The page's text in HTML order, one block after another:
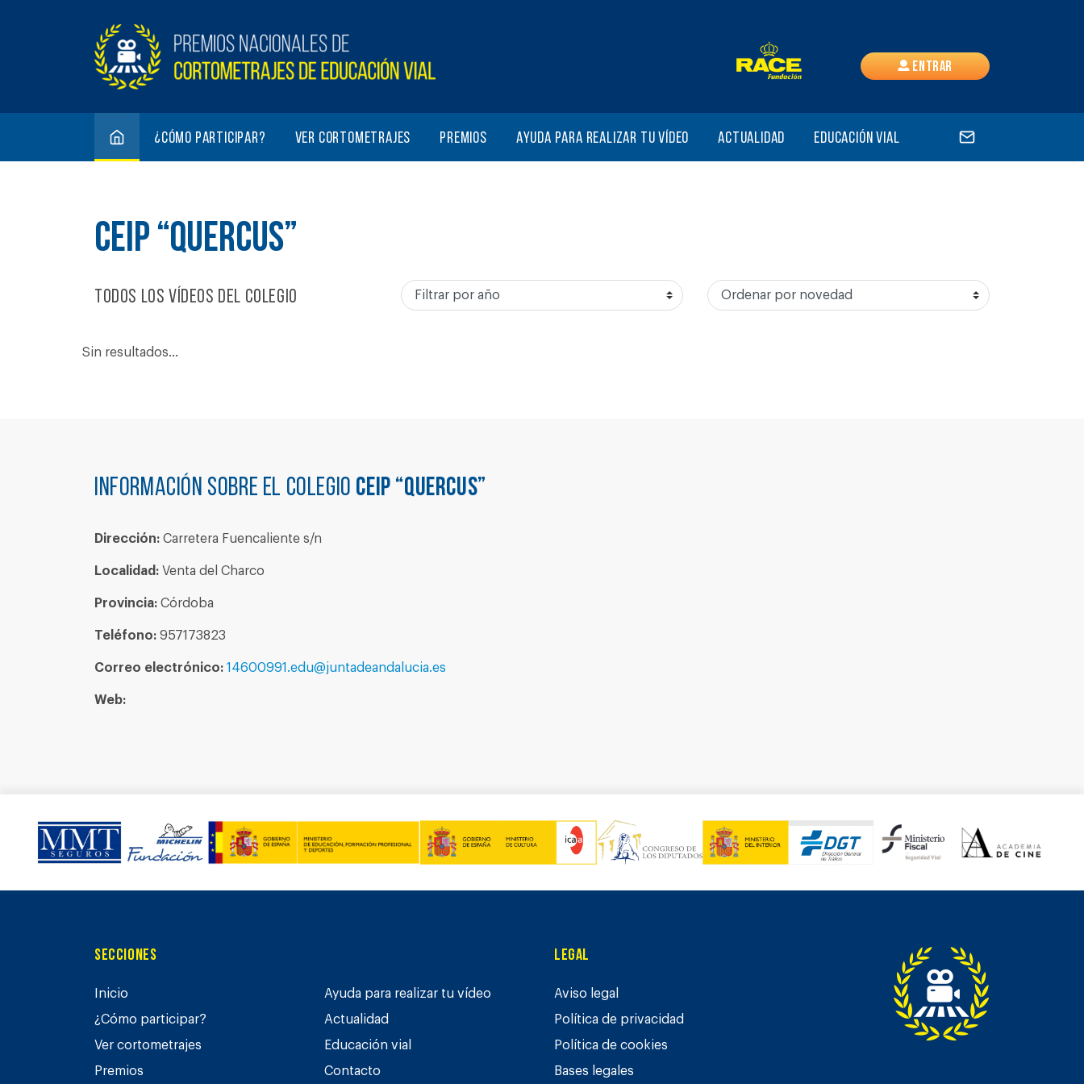
Entrar
¿Cómo participar? Ver cortometrajes Premios Ayuda para realizar tu vídeo Actualidad Educación vial
CEIP “QUERCUS”
Todos los vídeos del colegio
Sin resultados...
Información sobre el colegio CEIP “QUERCUS”
Dirección: Carretera Fuencaliente s/n
Localidad: Venta del Charco
Provincia: Córdoba
Teléfono: 957173823
Correo electrónico: 14600991.edu@juntadeandalucia.es
Web:
Secciones
Inicio
¿Cómo participar?
Ver cortometrajes
Premios
Ayuda para realizar tu vídeo
Actualidad
Educación vial
Contacto
Legal
Aviso legal
Política de privacidad
Política de cookies
Bases legales